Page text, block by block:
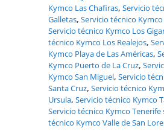
Kymco Las Chafiras, Servicio
Galletas, Servicio técnico
Servicio técnico Kymco Los
técnico Kymco Los Realejos,
Kymco Playa de Las Américas,
Kymco Puerto de La Cruz,
Kymco San Miguel, Servicio
Santa Cruz, Servicio técnico
Ursula, Servicio técnico Kymco
Servicio técnico Kymco Tenerife
técnico Kymco Valle de San